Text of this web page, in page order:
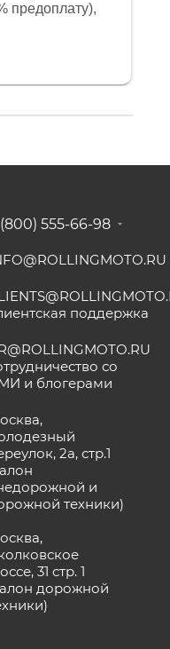
предоплату),
всё
555-66-98
поддержка
со
и блогерами
2а, стр.1
и
техники)
31 стр. 1
дорожной